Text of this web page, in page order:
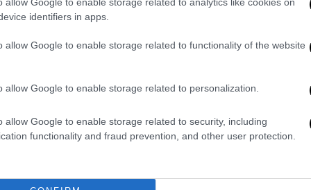
identifiers in apps.
allow Google to enable storage related to functionality of the website
allow Google to enable storage related to personalization.
allow Google to enable storage related to security, including
functionality and fraud prevention, and other user protection.
επανασυστήθηκε στην Ευρώπη, έχει
πωλήσεων, με τα 160 εκατ. ευρώ εξ
και Φρένκι Ντε Γιονκ, που δεν είναι
το σίριαλ με πρωταγωνιστές τον
κορυφώνεται, με τον τελευταίο να
αλλά κανείς να μην μπορεί να
επέστρεψε -και μάλιστα με τον πλέον
κορυφή του ελληνικού
απώλειες διαφορετικής μορφής από